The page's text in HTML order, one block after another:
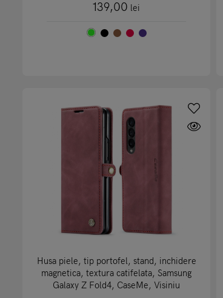
139,00 lei
Husa piele, tip portofel, stand, inchidere
magnetica, textura catifelata, Samsung
Galaxy Z Fold4, CaseMe, Visiniu